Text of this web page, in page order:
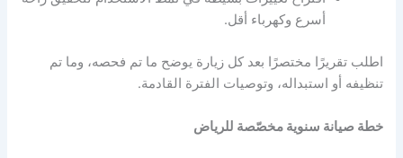
أسرع وكهرباء أقل.
اطلب تقريرًا مختصرًا بعد كل زيارة يوضح ما تم فحصه، وما تم
تنظيفه أو استبداله، وتوصيات الفترة القادمة.
خطة صيانة سنوية مخصّصة للرياض